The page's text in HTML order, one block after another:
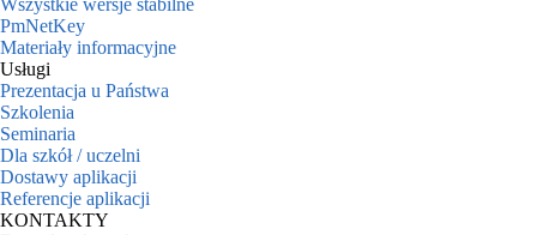
Wszystkie wersje stabilne
PmNetKey
Materiały informacyjne
Usługi
Prezentacja u Państwa
Szkolenia
Seminaria
Dla szkół / uczelni
Dostawy aplikacji
Referencje aplikacji
KONTAKTY